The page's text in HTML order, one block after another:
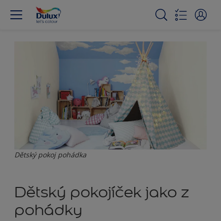
Dětský pokoj pohádka
Dětský pokojíček jako z
pohádky